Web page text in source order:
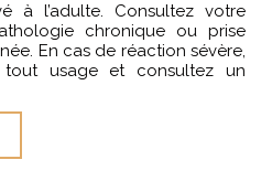
à l’adulte. Consultez votre
chronique ou prise
En cas de réaction sévère,
tout usage et consultez un